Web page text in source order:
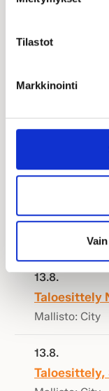
Tilastot
Markkinointi
13.8.
Taloesittely
Mallisto: City
13.8.